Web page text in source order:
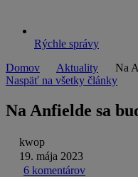
Rýchle správy
Domov
Aktuality
Na
Naspäť na všetky články
Na Anfielde sa
kwop
19. mája 2023
6 komentárov